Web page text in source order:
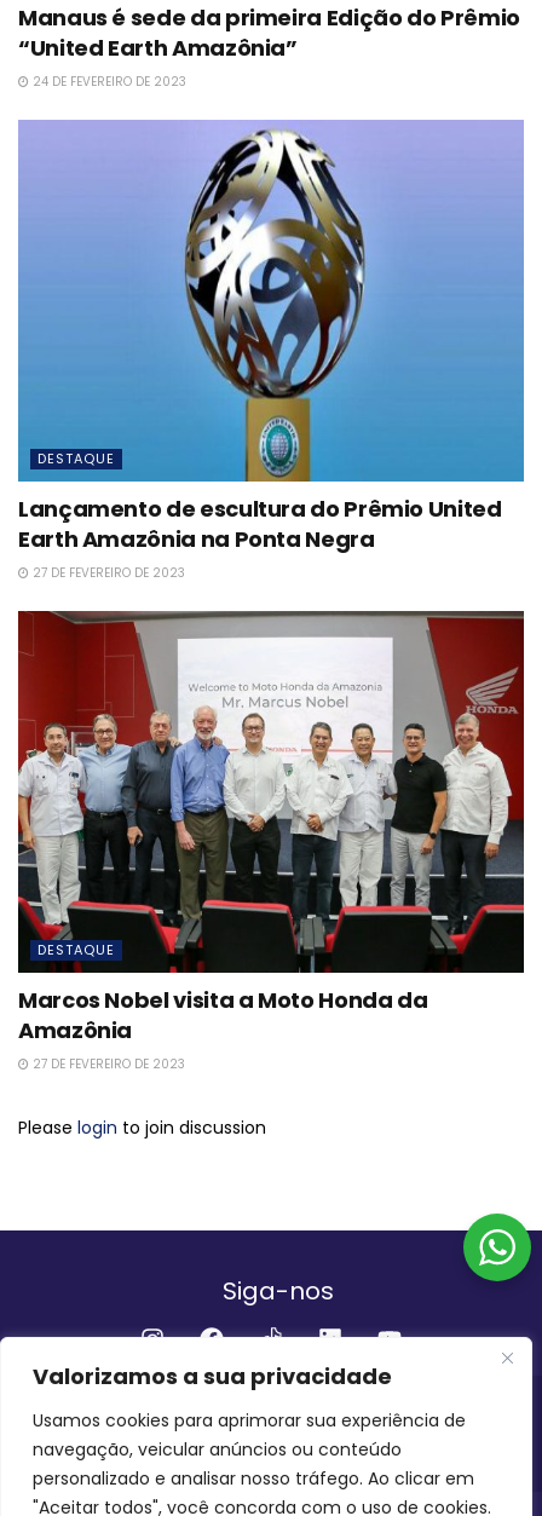
Valorizamos a sua privacidade
Usamos cookies para aprimorar sua experiência de
navegação, veicular anúncios ou conteúdo
personalizado e analisar nosso tráfego. Ao clicar em
"Aceitar todos", você concorda com o uso de cookies.
Manaus é sede da primeira Edição do Prêmio
“United Earth Amazônia”
24 DE FEVEREIRO DE 2023
DESTAQUE
Lançamento de escultura do Prêmio United
Earth Amazônia na Ponta Negra
27 DE FEVEREIRO DE 2023
DESTAQUE
Marcos Nobel visita a Moto Honda da
Amazônia
27 DE FEVEREIRO DE 2023
Please login to join discussion
Siga-nos
Institucional
QUEM SOMOS FALE CONOSCO